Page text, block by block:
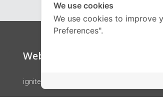
Website
ignite by OnDemand
We use cookies
We use cookies to improve
Preferences".